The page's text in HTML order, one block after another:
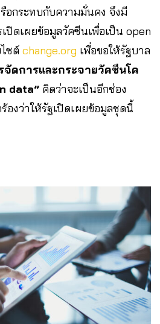
อกระทบกับความมั่นคง จึงมี
เปิดเผยข้อมูลวัคซีนเพื่อเป็น open
ซต์ change.org เพื่อขอให้รัฐบาล
จัดการและกระจายวัคซีนโค
data” คิดว่าจะเป็นอีกช่อง
องว่าให้รัฐเปิดเผยข้อมูลชุดนี้